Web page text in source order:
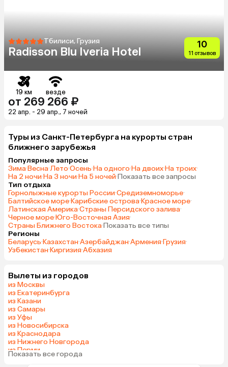
Тбилиси, Грузия
Radisson Blu Iveria Hotel
10
11 отзывов
19 км везде
от 269 266 ₽
22 апр. - 29 апр., 7 ночей
Туры из Санкт-Петербурга на курорты стран
ближнего зарубежья
Популярные запросы
Зима·Весна·Лето·Осень·На одного·На двоих·На троих·
На 2 ночи·На 3 ночи·На 5 ночей·Показать все запросы
Тип отдыха
Горнолыжные курорты России·Средиземноморье·
Балтийское море·Карибские острова·Красное море·
Латинская Америка·Страны Персидского залива·
Черное море·Юго-Восточная Азия·
Страны Ближнего Востока·Показать все типы
Регионы
Беларусь·Казахстан·Азербайджан·Армения·Грузия·
Узбекистан·Киргизия·Абхазия
Вылеты из городов
из Москвы
из Екатеринбурга
из Казани
из Самары
из Уфы
из Новосибирска
из Краснодара
из Нижнего Новгорода
из Перми
из Сочи
Показать все города